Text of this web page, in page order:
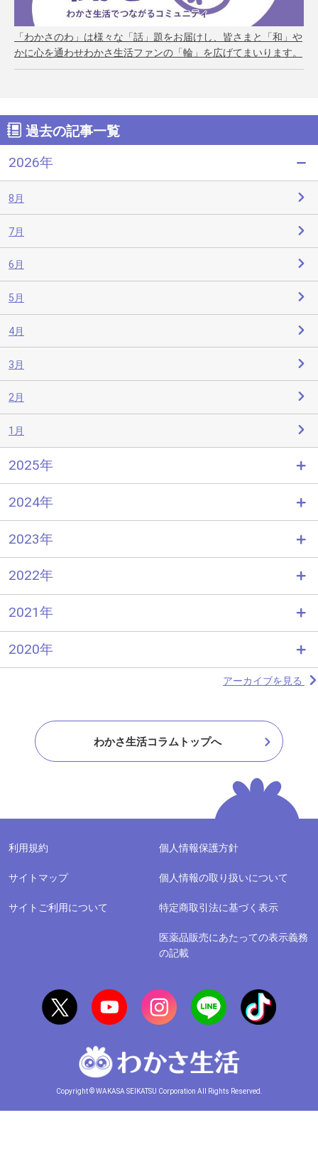
「わかさのわ」は様々な「話」題をお届けし、皆さまと「和」や
かに心を通わせわかさ生活ファンの「輪」を広げてまいります。
過去の記事一覧
2026年
8月
7月
6月
5月
4月
3月
2月
1月
2025年
2024年
2023年
2022年
2021年
2020年
アーカイブを見る
わかさ生活コラムトップへ
利用規約 個人情報保護方針
サイトマップ 個人情報の取り扱いについて
サイトご利用について 特定商取引法に基づく表示
医薬品販売にあたっての表示義務
の記載
Copyright © WAKASA SEIKATSU Corporation All Rights Reserved.